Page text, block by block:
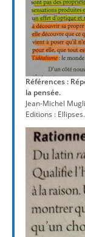
Références :
la pensée.
Jean-Michel
Editions :